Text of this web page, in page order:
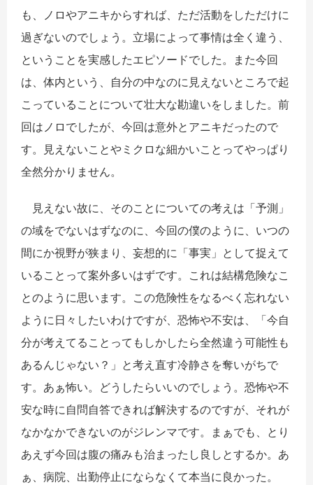
も、ノロやアニキからすれば、ただ活動をしただけに
過ぎないのでしょう。立場によって事情は全く違う、
ということを実感したエピソードでした。また今回
は、体内という、自分の中なのに見えないところで起
こっていることについて壮大な勘違いをしました。前
回はノロでしたが、今回は意外とアニキだったので
す。見えないことやミクロな細かいことってやっぱり
全然分かりません。
見えない故に、そのことについての考えは「予測」
の域をでないはずなのに、今回の僕のように、いつの
間にか視野が狭まり、妄想的に「事実」として捉えて
いることって案外多いはずです。これは結構危険なこ
とのように思います。この危険性をなるべく忘れない
ように日々したいわけですが、恐怖や不安は、「今自
分が考えてることってもしかしたら全然違う可能性も
あるんじゃない？」と考え直す冷静さを奪いがちで
す。あぁ怖い。どうしたらいいのでしょう。恐怖や不
安な時に自問自答できれば解決するのですが、それが
なかなかできないのがジレンマです。まぁでも、とり
あえず今回は腹の痛みも治まったし良しとするか。あ
ぁ、病院、出勤停止にならなくて本当に良かった。